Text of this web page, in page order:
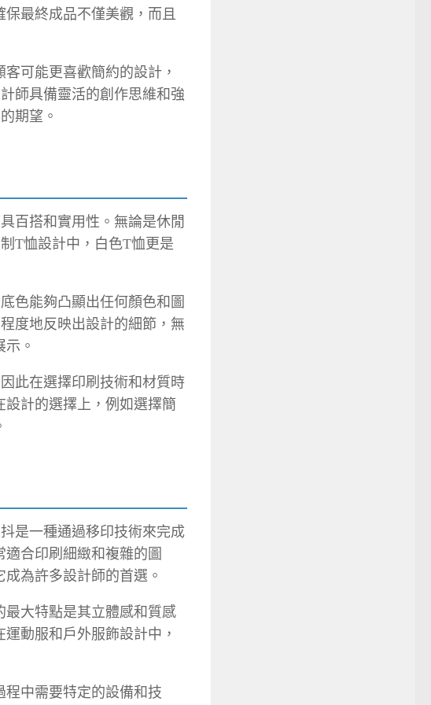
最終成品不僅美觀，而且
可能更喜歡簡約的設計，
師具備靈活的創作思維和強
期望。
百搭和實用性。無論是休閒
T恤設計中，白色T恤更是
色能夠凸顯出任何顏色和圖
度地反映出設計的細節，無
。
此在選擇印刷技術和材質時
計的選擇上，例如選擇簡
是一種通過移印技術來完成
合印刷細緻和複雜的圖
為許多設計師的首選。
大特點是其立體感和質感
動服和戶外服飾設計中，
中需要特定的設備和技